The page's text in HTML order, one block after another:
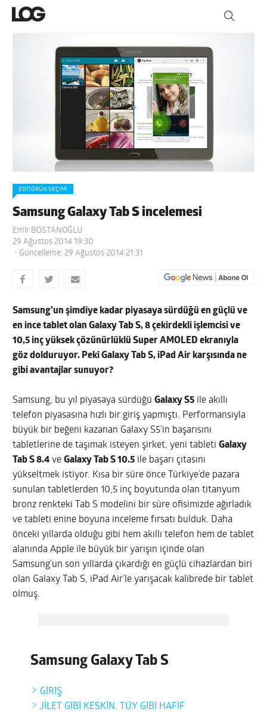
EDİTÖRÜN SEÇİMİ
Samsung Galaxy Tab S incelemesi
Emir BOSTANOĞLU
29 Ağustos 2014 19:30
- Güncelleme: 29 Ağustos 2014 21:31
Samsung’un şimdiye kadar piyasaya sürdüğü en güçlü ve
en ince tablet olan Galaxy Tab S, 8 çekirdekli işlemcisi ve
10,5 inç yüksek çözünürlüklü Super AMOLED ekranıyla
göz dolduruyor. Peki Galaxy Tab S, iPad Air karşısında ne
gibi avantajlar sunuyor?
Samsung, bu yıl piyasaya sürdüğüGalaxy S5 ile akıllı
telefon piyasasına hızlı bir giriş yapmıştı. Performansıyla
büyük bir beğeni kazanan Galaxy S5’in başarısını
tabletlerine de taşımak isteyen şirket, yeni tabletiGalaxy
Tab S 8.4 veGalaxy Tab S 10.5 ile başarı çıtasını
yükseltmek istiyor. Kısa bir süre önce Türkiye’de pazara
sunulan tabletlerden 10,5 inç boyutunda olan titanyum
bronz renkteki Tab S modelini bir süre ofisimizde ağırladık
ve tableti enine boyuna inceleme fırsatı bulduk. Daha
önceki yıllarda olduğu gibi hem akıllı telefon hem de tablet
alanında Apple ile büyük bir yarışın içinde olan
Samsung’un son yıllarda çıkardığı en güçlü cihazlardan biri
olan Galaxy Tab S, iPad Air’le yarışacak kalibrede bir tablet
olmuş.